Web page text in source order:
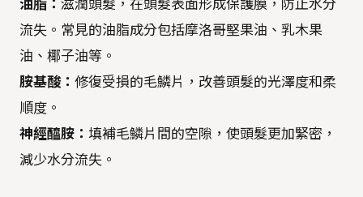
油脂： 滋潤頭髮，在頭髮表面形成保護膜，防止水分
流失。常見的油脂成分包括摩洛哥堅果油、乳木果
油、椰子油等。
胺基酸： 修復受損的毛鱗片，改善頭髮的光澤度和柔
順度。
神經醯胺： 填補毛鱗片間的空隙，使頭髮更加緊密，
減少水分流失。